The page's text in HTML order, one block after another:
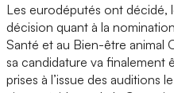
Les eurodéputés ont décidé,
décision quant à la
Santé et au Bien-être animal
sa candidature va finalement
prises à l’issue des auditions